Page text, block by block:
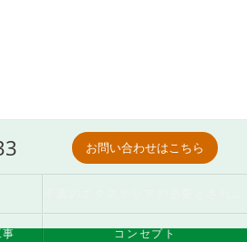
お問い合わせはこちら
事 コンセプト